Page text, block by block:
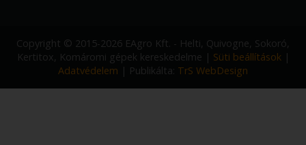
Copyright © 2015-2026 EAgro Kft. - Helti, Quivogne, Sokoró,
Kertitox, Komáromi gépek kereskedelme | Süti beállítások|
Adatvédelem | Publikálta: TrS WebDesign